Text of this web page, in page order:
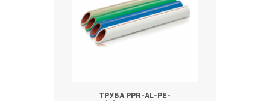
ТРУБА PPR-AL-PE-